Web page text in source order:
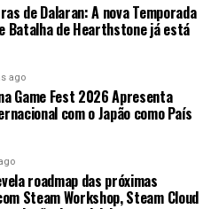
de Dalaran: A nova Temporada
Batalha de Hearthstone já está
ago
Game Fest 2026 Apresenta
com o Japão como País
roadmap das próximas
Steam Workshop, Steam Cloud